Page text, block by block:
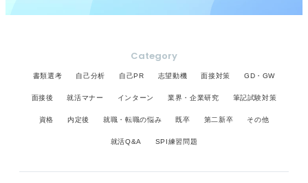
Category
書類選考 自己分析 自己PR 志望動機 面接対策 GD・GW
面接後 就活マナー インターン 業界・企業研究 筆記試験対策
資格 内定後 就職・転職の悩み 既卒 第二新卒 その他
就活Q&A SPI練習問題